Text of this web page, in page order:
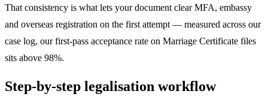
That consistency is what lets your document clear MFA, embassy
and overseas registration on the first attempt — measured across our
case log, our first-pass acceptance rate on Marriage Certificate files
sits above 98%.
Step-by-step legalisation workflow